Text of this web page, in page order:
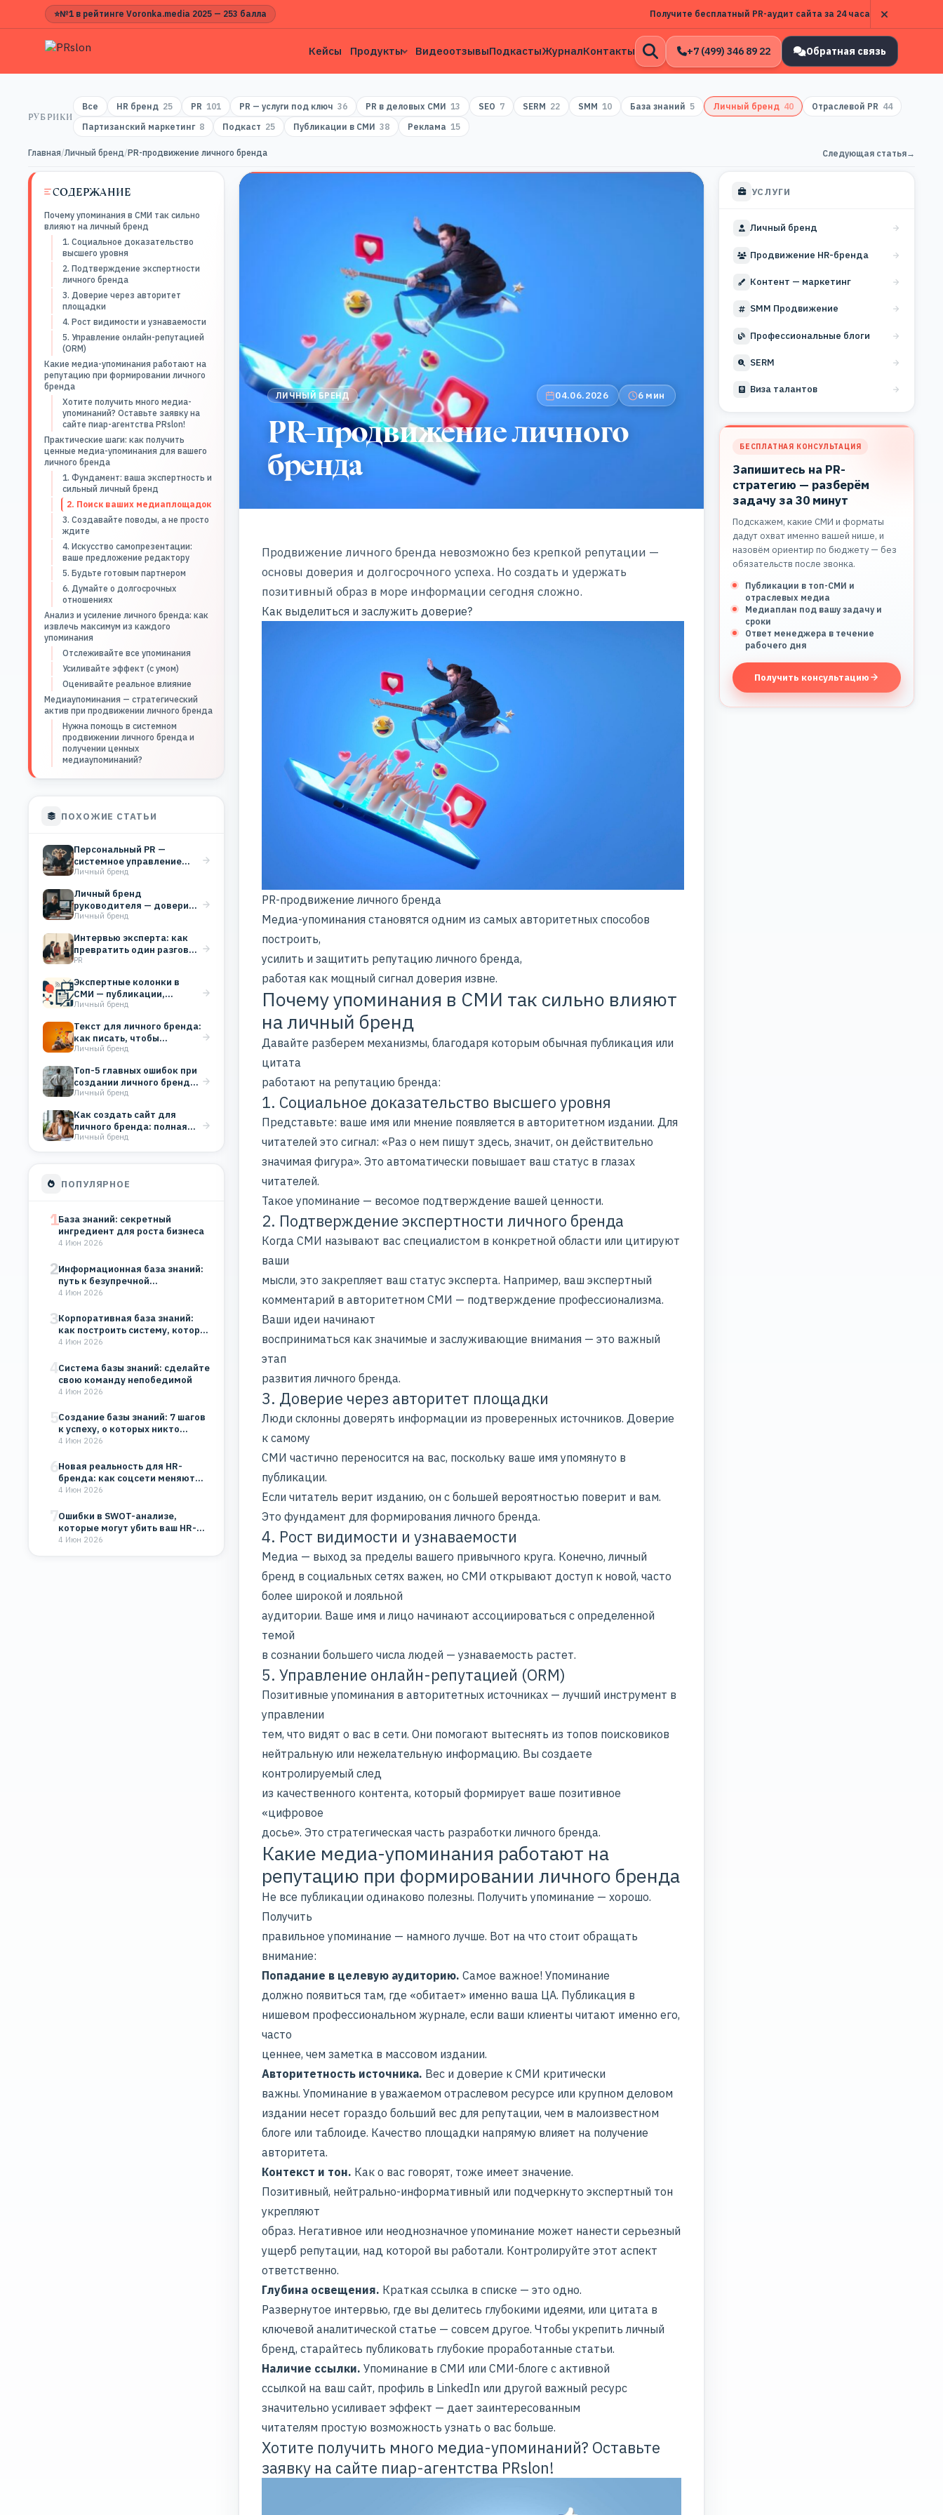
⭐№1 в рейтинге Voronka.media 2025 — 253 балла Получите бесплатный PR-аудит сайта за 24 часа
Кейсы Продукты ВидеоотзывыПодкастыЖурналКонтакты
Открыть
поиск
+7 (499) 346 89 22 Обратная связь
РУБРИКИ
Все HR бренд 25 PR 101 PR — услуги под ключ 36 PR в деловых СМИ 13 SEO 7 SERM 22 SMM 10 База знаний 5 Личный бренд 40 Отраслевой PR 44
Партизанский маркетинг 8 Подкаст 25 Публикации в СМИ 38 Реклама 15
Главная/Личный бренд/PR-продвижение личного бренда Следующая статья→
СОДЕРЖАНИЕ
Почему упоминания в СМИ так сильно
влияют на личный бренд
1. Социальное доказательство
высшего уровня
2. Подтверждение экспертности
личного бренда
3. Доверие через авторитет
площадки
4. Рост видимости и узнаваемости
5. Управление онлайн-репутацией
(ORM)
Какие медиа-упоминания работают на
репутацию при формировании личного
бренда
Хотите получить много медиа-
упоминаний? Оставьте заявку на
сайте пиар-агентства PRslon!
Практические шаги: как получить
ценные медиа-упоминания для вашего
личного бренда
1. Фундамент: ваша экспертность и
сильный личный бренд
2. Поиск ваших медиаплощадок
3. Создавайте поводы, а не просто
ждите
4. Искусство самопрезентации:
ваше предложение редактору
5. Будьте готовым партнером
6. Думайте о долгосрочных
отношениях
Анализ и усиление личного бренда: как
извлечь максимум из каждого
упоминания
Отслеживайте все упоминания
Усиливайте эффект (с умом)
Оценивайте реальное влияние
Медиаупоминания — стратегический
актив при продвижении личного бренда
Нужна помощь в системном
продвижении личного бренда и
получении ценных
медиаупоминаний?
ПОХОЖИЕ СТАТЬИ
Персональный PR —
системное управление
репутацией эксперта для
Личный бренд
Личный бренд
руководителя — доверие,
которое работает на
Личный бренд
Интервью эксперта: как
превратить один разговор
в системный PR
PR
Экспертные колонки в
СМИ — публикации,
которые строят
Личный бренд
Текст для личного бренда:
как писать, чтобы
вовлекать аудиторию
Личный бренд
Топ-5 главных ошибок при
создании личного бренда
(и как их…
Личный бренд
Как создать сайт для
личного бренда: полная
инструкция для старта
Личный бренд
ПОПУЛЯРНОЕ
1База знаний: секретный
ингредиент для роста бизнеса
4 Июн 2026
2Информационная база знаний:
путь к безупречной
организации
4 Июн 2026
3Корпоративная база знаний:
как построить систему, которая
будет работать на…
4 Июн 2026
4Система базы знаний: сделайте
свою команду непобедимой
4 Июн 2026
5Создание базы знаний: 7 шагов
к успеху, о которых никто…
4 Июн 2026
6Новая реальность для HR-
бренда: как соцсети меняют
восприятие компании
4 Июн 2026
7Ошибки в SWOT-анализе,
которые могут убить ваш HR-
бренд и бизнес
4 Июн 2026
ЛИЧНЫЙ БРЕНД 04.06.2026 6 мин
PR-продвижение личного
бренда
Продвижение личного бренда невозможно без крепкой репутации —
основы доверия и долгосрочного успеха. Но создать и удержать
позитивный образ в море информации сегодня сложно.
Как выделиться и заслужить доверие?
PR-продвижение личного бренда
Медиа-упоминания становятся одним из самых авторитетных способов
построить,
усилить и защитить репутацию личного бренда,
работая как мощный сигнал доверия извне.
Почему упоминания в СМИ так сильно влияют
на личный бренд
Давайте разберем механизмы, благодаря которым обычная публикация или
цитата
работают на репутацию бренда:
1. Социальное доказательство высшего уровня
Представьте: ваше имя или мнение появляется в авторитетном издании. Для
читателей это сигнал: «Раз о нем пишут здесь, значит, он действительно
значимая фигура». Это автоматически повышает ваш статус в глазах
читателей.
Такое упоминание — весомое подтверждение вашей ценности.
2. Подтверждение экспертности личного бренда
Когда СМИ называют вас специалистом в конкретной области или цитируют
ваши
мысли, это закрепляет ваш статус эксперта. Например, ваш экспертный
комментарий в авторитетном СМИ — подтверждение профессионализма.
Ваши идеи начинают
восприниматься как значимые и заслуживающие внимания — это важный
этап
развития личного бренда.
3. Доверие через авторитет площадки
Люди склонны доверять информации из проверенных источников. Доверие
к самому
СМИ частично переносится на вас, поскольку ваше имя упомянуто в
публикации.
Если читатель верит изданию, он с большей вероятностью поверит и вам.
Это фундамент для формирования личного бренда.
4. Рост видимости и узнаваемости
Медиа — выход за пределы вашего привычного круга. Конечно,личный
бренд в социальных сетях важен, но СМИ открывают доступ к новой, часто
более широкой и лояльной
аудитории. Ваше имя и лицо начинают ассоциироваться с определенной
темой
в сознании большего числа людей — узнаваемость растет.
5. Управление онлайн-репутацией (ORM)
Позитивные упоминания в авторитетных источниках — лучший инструмент в
управлении
тем, что видят о вас в сети. Они помогают вытеснять из топов поисковиков
нейтральную или нежелательную информацию. Вы создаете
контролируемый след
из качественного контента, который формирует ваше позитивное
«цифровое
досье». Это стратегическая часть разработки личного бренда.
Какие медиа-упоминания работают на
репутацию при формировании личного бренда
Не все публикации одинаково полезны. Получить упоминание — хорошо.
Получить
правильное упоминание — намного лучше. Вот на что стоит обращать
внимание:
Попадание в целевую аудиторию. Самое важное! Упоминание
должно появиться там, где «обитает» именно ваша ЦА. Публикация в
нишевом профессиональном журнале, если ваши клиенты читают именно его,
часто
ценнее, чем заметка в массовом издании.
Авторитетность источника. Вес и доверие к СМИ критически
важны. Упоминание в уважаемом отраслевом ресурсе или крупном деловом
издании несет гораздо больший вес для репутации, чем в малоизвестном
блоге или таблоиде. Качество площадки напрямую влияет на получение
авторитета.
Контекст и тон. Как о вас говорят, тоже имеет значение.
Позитивный, нейтрально-информативный или подчеркнуто экспертный тон
укрепляют
образ. Негативное или неоднозначное упоминание может нанести серьезный
ущерб репутации, над которой вы работали. Контролируйте этот аспект
ответственно.
Глубина освещения. Краткая ссылка в списке — это одно.
Развернутое интервью, где вы делитесь глубокими идеями, или цитата в
ключевой аналитической статье — совсем другое. Чтобы укрепить личный
бренд, старайтесь публиковать глубокие проработанные статьи.
Наличие ссылки. Упоминание в СМИ или СМИ-блоге с активной
ссылкой на ваш сайт, профиль в LinkedIn или другой важный ресурс
значительно усиливает эффект — дает заинтересованным
читателям простую возможность узнать о вас больше.
Хотите получить много медиа-упоминаний? Оставьте
заявку на сайте пиар-агентства PRslon!
УСЛУГИ
Личный бренд
Продвижение HR-бренда
Контент — маркетинг
SMM Продвижение
Профессиональные блоги
SERM
Виза талантов
БЕСПЛАТНАЯ КОНСУЛЬТАЦИЯ
Запишитесь на PR-
стратегию — разберём
задачу за 30 минут
Подскажем, какие СМИ и форматы
дадут охват именно вашей нише, и
назовём ориентир по бюджету — без
обязательств после звонка.
Публикации в топ-СМИ и
отраслевых медиа
Медиаплан под вашу задачу и
сроки
Ответ менеджера в течение
рабочего дня
Получить консультацию